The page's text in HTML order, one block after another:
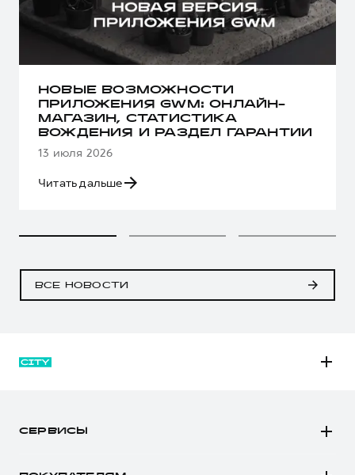
НОВЫЕ ВОЗМОЖНОСТИ
ПРИЛОЖЕНИЯ GWM: ОНЛАЙН-
МАГАЗИН, СТАТИСТИКА
ВОЖДЕНИЯ И РАЗДЕЛ ГАРАНТИИ
13 июля 2026
Читать дальше
ВСЕ НОВОСТИ
СЕРВИСЫ